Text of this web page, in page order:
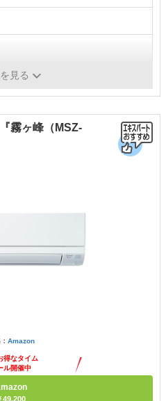
、暖房：470W
見る
霧ヶ峰（MSZ-
Amazon
得なタイム
ル開催中
49,200